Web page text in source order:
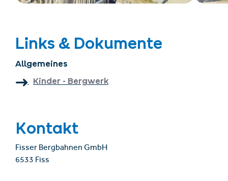
Links & Dokumente
Allgemeines
Kinder - Bergwerk
Kontakt
Fisser Bergbahnen GmbH
6533 Fiss